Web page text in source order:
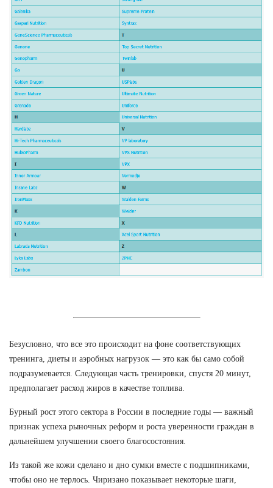
Безусловно, что все это происходит на фоне соответствующих
тренинга, диеты и аэробных нагрузок — это как бы само собой
подразумевается. Следующая часть тренировки, спустя 20 минут,
предполагает расход жиров в качестве топлива.
Бурный рост этого сектора в России в последние годы — важный
признак успеха рыночных реформ и роста уверенности граждан в
дальнейшем улучшении своего благосостояния.
Из такой же кожи сделано и дно сумки вместе с подшипниками,
чтобы оно не терлось. Чиризано показывает некоторые шаги,